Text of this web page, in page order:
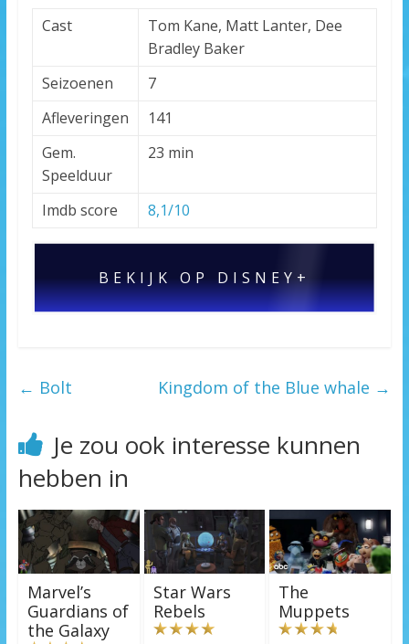
Cast
Tom Kane, Matt Lanter, Dee
Bradley Baker
Seizoenen
7
Afleveringen
141
Gem.
Speelduur
23 min
Imdb score 8,1/10
BEKIJK OP DISNEY+
← Bolt Kingdom of the Blue whale →
Je zou ook interesse kunnen
hebben in
Marvel’s
Guardians of
the Galaxy
Star Wars
Rebels
The
Muppets